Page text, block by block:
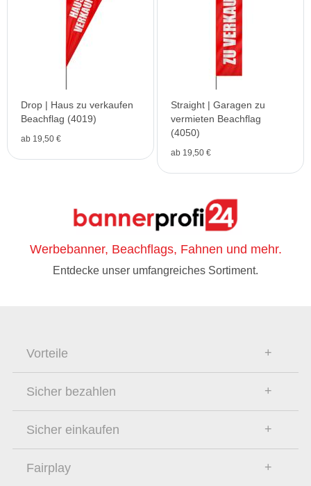
Drop | Haus zu verkaufen
Beachflag (4019)
ab 19,50 €
Straight | Garagen zu
vermieten Beachflag
(4050)
ab 19,50 €
Werbebanner, Beachflags, Fahnen und mehr.
Entdecke unser umfangreiches Sortiment.
Vorteile
Sicher bezahlen
Sicher einkaufen
Fairplay